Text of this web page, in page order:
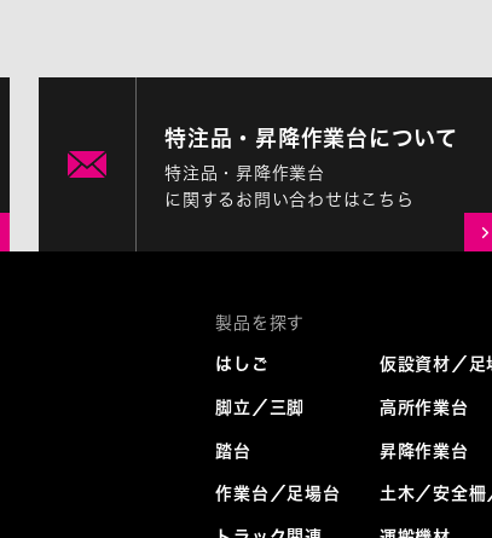
特注品・昇降作業台について
特注品・昇降作業台
に関するお問い合わせはこちら
はしご
脚立／三脚
踏台
作業台／足場台
仮設資材／足
高所作業台
昇降作業台
土木／安全柵